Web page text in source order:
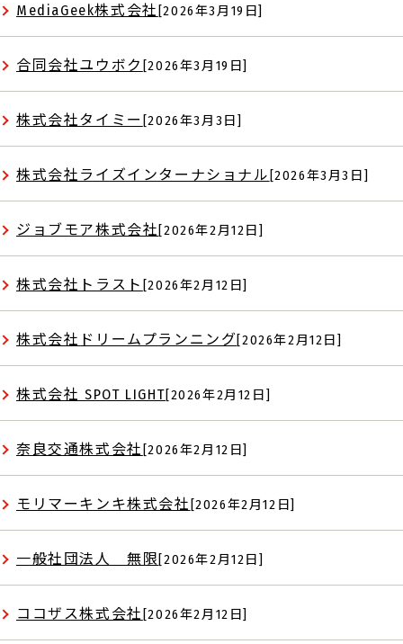
MediaGeek株式会社 [2026年3月19日]
合同会社ユウボク [2026年3月19日]
株式会社タイミー [2026年3月3日]
株式会社ライズインターナショナル [2026年3月3日]
ジョブモア株式会社[2026年2月12日]
株式会社トラスト [2026年2月12日]
株式会社ドリームプランニング[2026年2月12日]
株式会社 SPOT LIGHT[2026年2月12日]
奈良交通株式会社 [2026年2月12日]
モリマーキンキ株式会社 [2026年2月12日]
一般社団法人 無限[2026年2月12日]
ココザス株式会社 [2026年2月12日]